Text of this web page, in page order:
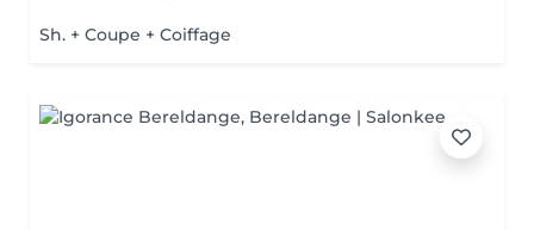
Sh. + Coupe + Coiffage